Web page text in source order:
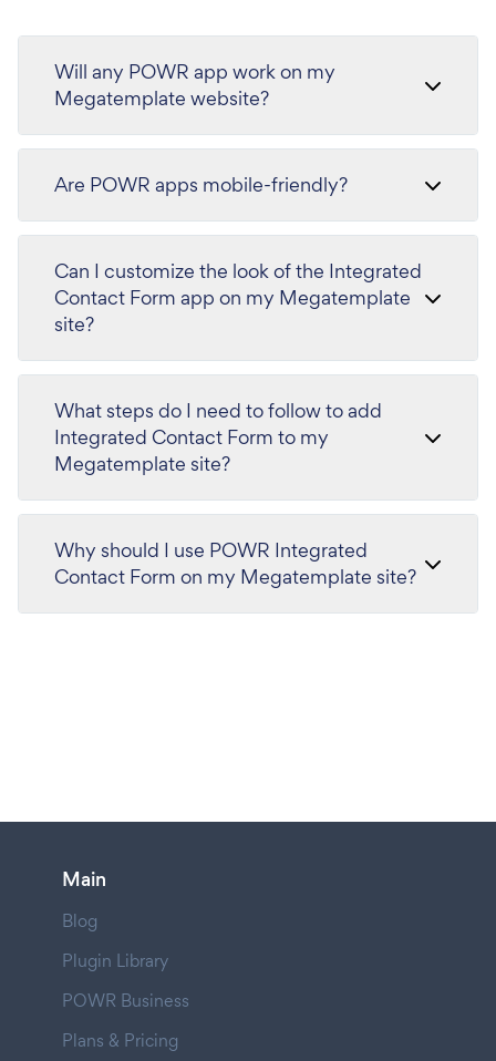
Will any POWR app work on my
Megatemplate website?
Are POWR apps mobile-friendly?
Can I customize the look of the Integrated
Contact Form app on my Megatemplate
site?
What steps do I need to follow to add
Integrated Contact Form to my
Megatemplate site?
Why should I use POWR Integrated
Contact Form on my Megatemplate site?
Main
Blog
Plugin Library
POWR Business
Plans & Pricing